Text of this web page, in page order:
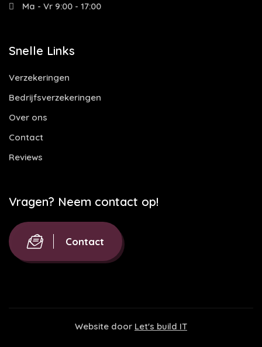
Ma - Vr 9:00 - 17:00
Snelle Links
Verzekeringen
Bedrijfsverzekeringen
Over ons
Contact
Reviews
Vragen? Neem contact op!
Contact
Website door Let's build IT